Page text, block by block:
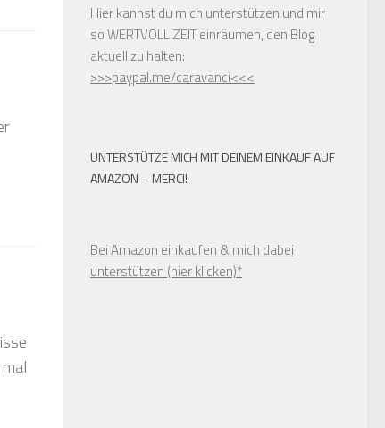
Hier kannst du mich unterstützen und mir
so WERTVOLL ZEIT einräumen, den Blog
aktuell zu halten:
>>>paypal.me/caravanci<<<
UNTERSTÜTZE MICH MIT DEINEM EINKAUF AUF
AMAZON – MERCI!
Bei Amazon einkaufen & mich dabei
unterstützen (hier klicken)*